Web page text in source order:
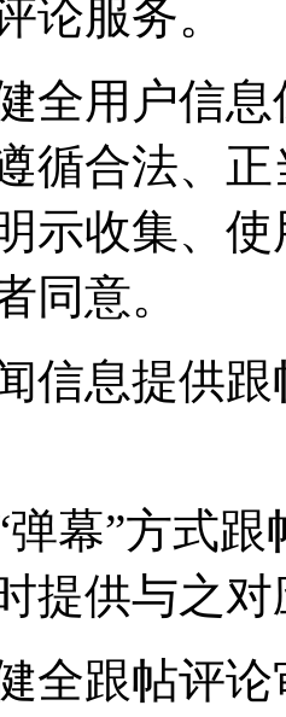
论服务。
全用户信
循合法、
示收集、
同意。
信息提供
弹幕”方式
提供与之
全跟帖评